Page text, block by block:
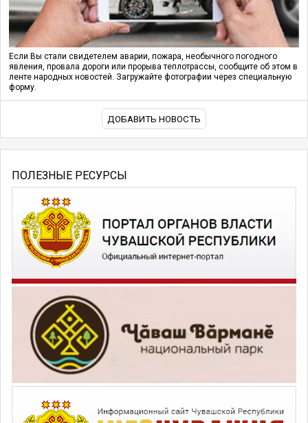
Если Вы стали свидетелем аварии, пожара, необычного погодного
явления, провала дороги или прорыва теплотрассы, сообщите об этом в
ленте народных новостей. Загружайте фотографии через специальную
форму.
ДОБАВИТЬ НОВОСТЬ
ПОЛЕЗНЫЕ РЕСУРСЫ